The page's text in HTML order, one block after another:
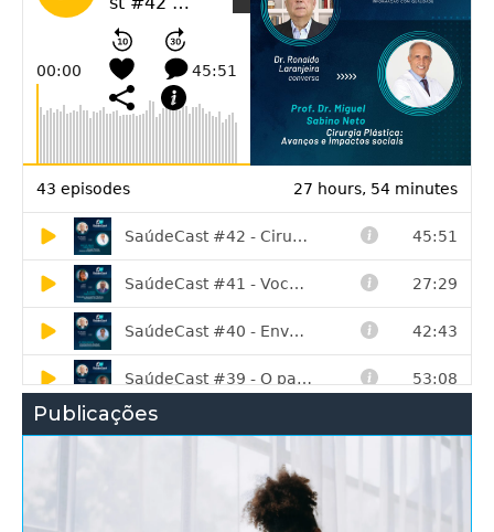
Publicações